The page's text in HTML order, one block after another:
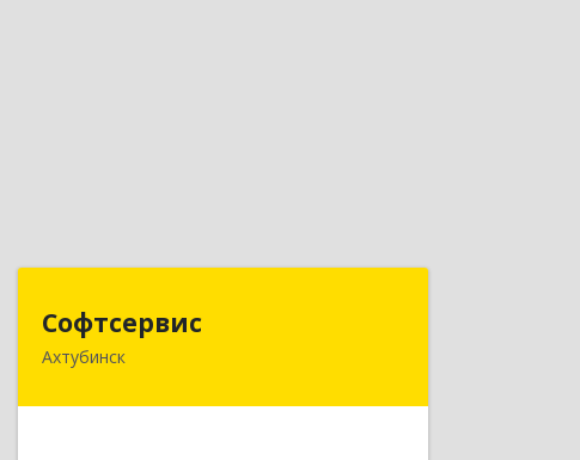
Софтсервис
Ахтубинск